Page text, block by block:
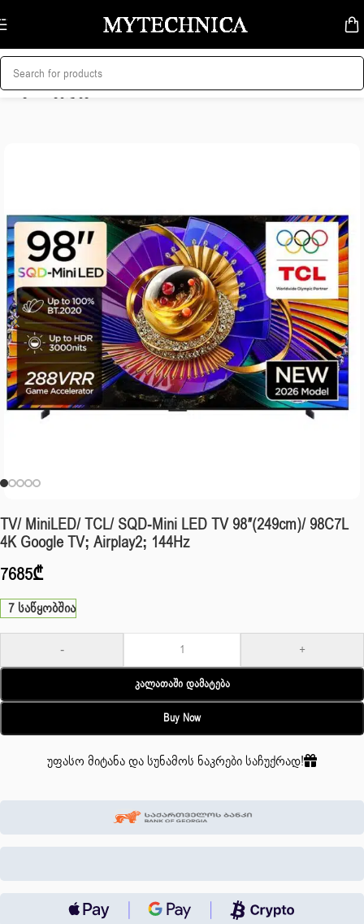
Skip to navigation
Skip to main content
მთავარი/ტელევიზორი
TV/ MiniLED/ TCL/ SQD-Mini LED TV 98″(249cm)/ 98C7L
4K Google TV; Airplay2; 144Hz
7685₾
7 საწყობშია
- +
Კალათაში Დამატება
Buy Now
უფასო მიტანა და სუნამოს ნაკრები საჩუქრად!